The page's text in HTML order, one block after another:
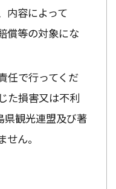
内容によって
償等の対象にな
任で行ってくだ
た損害又は不利
県観光連盟及び著
ん。